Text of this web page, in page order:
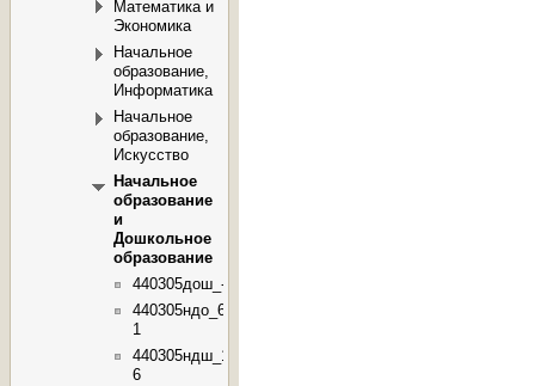
Математика и
Экономика
Начальное
образование,
Информатика
Начальное
образование,
Искусство
Начальное
образование
и
Дошкольное
образование
440305дош_-30
440305ндо_6-
1
440305ндш_1-
6